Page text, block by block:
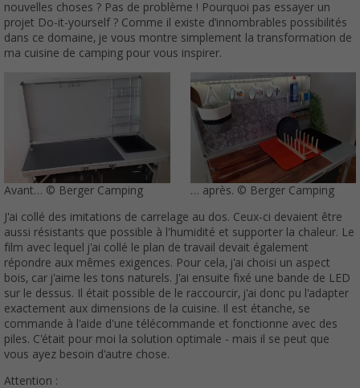
nouvelles choses ? Pas de problème ! Pourquoi pas essayer un
projet Do-it-yourself ? Comme il existe d’innombrables possibilités
dans ce domaine, je vous montre simplement la transformation de
ma cuisine de camping pour vous inspirer.
Avant… © Berger Camping … après. © Berger Camping
J'ai collé des imitations de carrelage au dos. Ceux-ci devaient être
aussi résistants que possible à l'humidité et supporter la chaleur. Le
film avec lequel j'ai collé le plan de travail devait également
répondre aux mêmes exigences. Pour cela, j'ai choisi un aspect
bois, car j'aime les tons naturels. J'ai ensuite fixé une bande de LED
sur le dessus. Il était possible de le raccourcir, j'ai donc pu l'adapter
exactement aux dimensions de la cuisine. Il est étanche, se
commande à l'aide d'une télécommande et fonctionne avec des
piles. C'était pour moi la solution optimale - mais il se peut que
vous ayez besoin d'autre chose.
Attention :